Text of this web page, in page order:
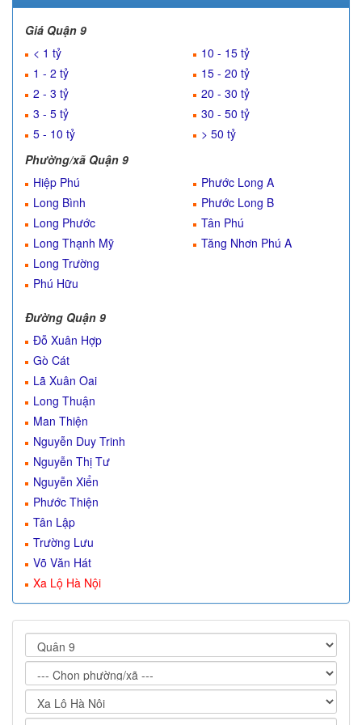
Giá Quận 9
< 1 tỷ
1 - 2 tỷ
2 - 3 tỷ
3 - 5 tỷ
5 - 10 tỷ
10 - 15 tỷ
15 - 20 tỷ
20 - 30 tỷ
30 - 50 tỷ
> 50 tỷ
Phường/xã Quận 9
Hiệp Phú
Long Bình
Long Phước
Long Thạnh Mỹ
Long Trường
Phú Hữu
Phước Long A
Phước Long B
Tân Phú
Tăng Nhơn Phú A
Đường Quận 9
Đỗ Xuân Hợp
Gò Cát
Lã Xuân Oai
Long Thuận
Man Thiện
Nguyễn Duy Trinh
Nguyễn Thị Tư
Nguyễn Xiển
Phước Thiện
Tân Lập
Trường Lưu
Võ Văn Hát
Xa Lộ Hà Nội